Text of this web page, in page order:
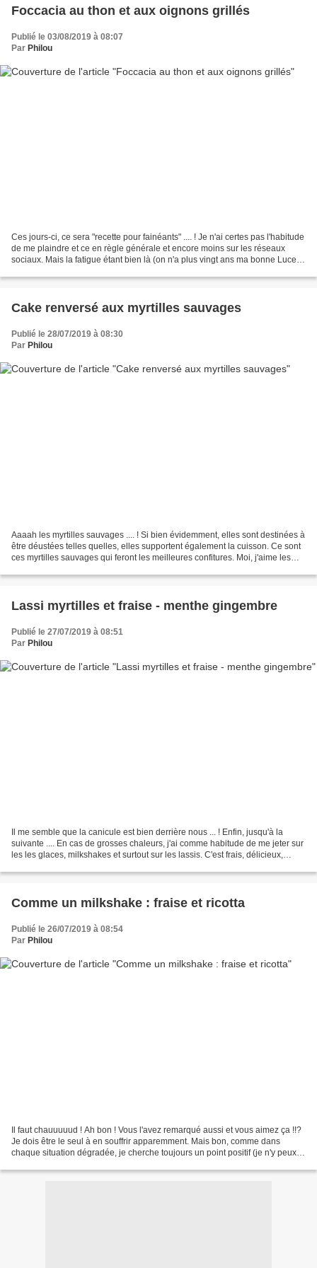
Foccacia au thon et aux oignons grillés
Publié le 03/08/2019 à 08:07
Par Philou
Ces jours-ci, ce sera "recette pour fainéants" .... ! Je n'ai certes pas l'habitude
de me plaindre et ce en règle générale et encore moins sur les réseaux
sociaux. Mais la fatigue étant bien là (on n'a plus vingt ans ma bonne Lucette
Cake renversé aux myrtilles sauvages
Publié le 28/07/2019 à 08:30
Par Philou
Aaaah les myrtilles sauvages .... ! Si bien évidemment, elles sont destinées à
être déustées telles quelles, elles supportent également la cuisson. Ce sont
ces myrtilles sauvages qui feront les meilleures confitures. Moi, j'aime les
Lassi myrtilles et fraise - menthe gingembre
Publié le 27/07/2019 à 08:51
Par Philou
Il me semble que la canicule est bien derrière nous ... ! Enfin, jusqu'à la
suivante .... En cas de grosses chaleurs, j'ai comme habitude de me jeter sur
les les glaces, milkshakes et surtout sur les lassis. C'est frais, délicieux,
Comme un milkshake : fraise et ricotta
Publié le 26/07/2019 à 08:54
Par Philou
Il faut chauuuuud ! Ah bon ! Vous l'avez remarqué aussi et vous aimez ça !!?
Je dois être le seul à en souffrir apparemment. Mais bon, comme dans
chaque situation dégradée, je cherche toujours un point positif (je n'y peux